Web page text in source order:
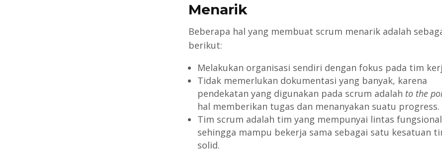
Menarik
Beberapa hal yang membuat scrum menarik adalah
berikut:
Melakukan organisasi sendiri dengan fokus pada tim
Tidak memerlukan dokumentasi yang banyak, karena
pendekatan yang digunakan pada scrum adalah to the
hal memberikan tugas dan menanyakan suatu progress.
Tim scrum adalah tim yang mempunyai lintas fungsional
sehingga mampu bekerja sama sebagai satu kesatuan
solid.